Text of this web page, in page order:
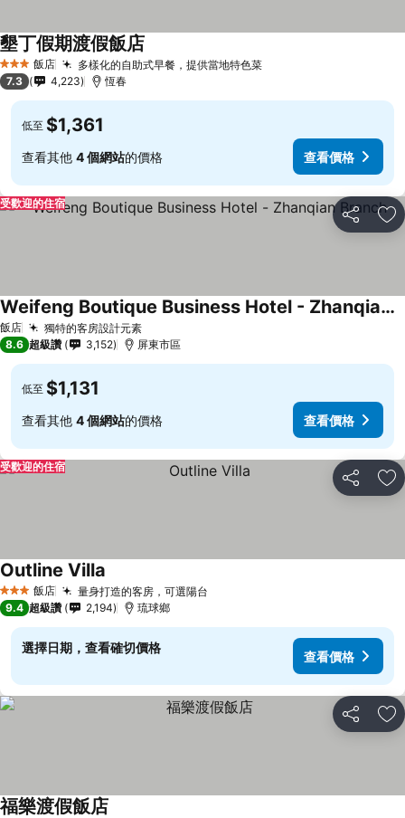
3 星級 飯店 多樣化的自助式早餐，提供當地特色菜
墾丁假期渡假飯店
7.3 4,223 恆春
低至 $1,361
查看其他 4 個網站的價格 查看價格
分享 加
受歡迎的住宿
飯店 獨特的客房設計元素
Weifeng Boutique Business Hotel - Zhanqian Branch
8.6 超級讚 3,152 屏東市區
低至 $1,131
查看其他 4 個網站的價格 查看價格
分享 加
受歡迎的住宿
3 星級 飯店 量身打造的客房，可選陽台
Outline Villa
9.4 超級讚 2,194 琉球鄉
選擇日期，查看確切價格
查看價格
分享 加
福樂渡假飯店